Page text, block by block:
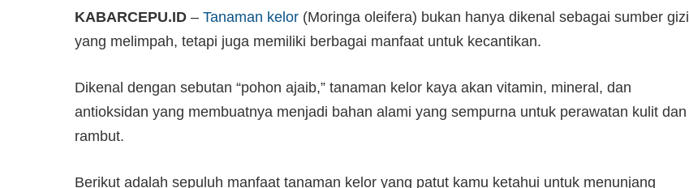
KABARCEPU.ID – Tanaman kelor (Moringa oleifera) bukan hanya dikenal sebagai sumber gizi
yang melimpah, tetapi juga memiliki berbagai manfaat untuk kecantikan.
Dikenal dengan sebutan “pohon ajaib,” tanaman kelor kaya akan vitamin, mineral, dan
antioksidan yang membuatnya menjadi bahan alami yang sempurna untuk perawatan kulit dan
rambut.
Berikut adalah sepuluh manfaat tanaman kelor yang patut kamu ketahui untuk menunjang